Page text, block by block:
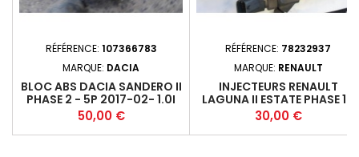
RÉFÉRENCE: 107366783
MARQUE: DACIA
BLOC ABS DACIA SANDERO II
PHASE 2 - 5P 2017-02- 1.0I
73 (54KW) - B4D_411 - M5+
Prix
50,00 €
RÉFÉRENCE: 78232937
MARQUE: RENAULT
INJECTEURS RENAULT
LAGUNA II ESTATE PHASE 1 -
5P 2000-11-2005-03 1.9DCI
120 (88KW) 0445110110B*
Prix
30,00 €